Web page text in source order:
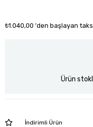
₺1.040,00 'den başlayan
Ürün
İndirimli Ürün